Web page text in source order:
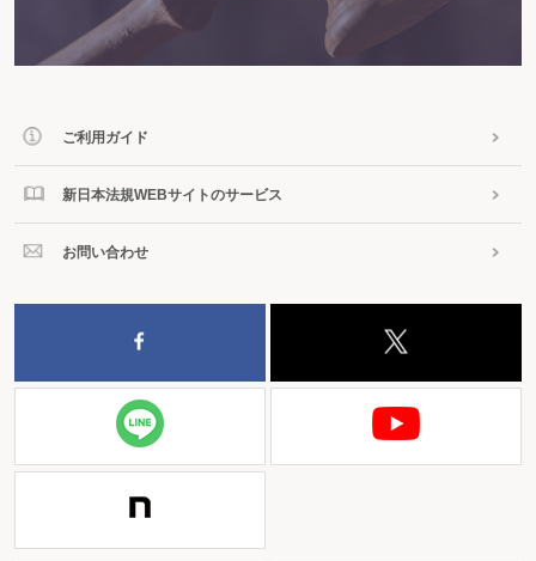
ご利用ガイド
新日本法規WEBサイトのサービス
お問い合わせ